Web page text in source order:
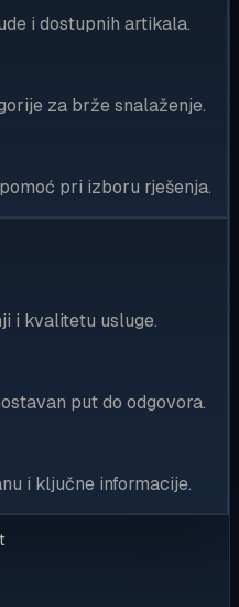
i dostupnih artikala.
za brže snalaženje.
pri izboru rješenja.
i kvalitetu usluge.
put do odgovora.
i ključne informacije.